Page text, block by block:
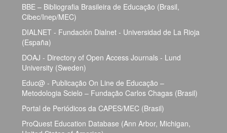
BBE – Bibliografia Brasileira de Educação (Brasil,
Cibec/Inep/MEC)
DIALNET - Fundación Dialnet - Universidad de La Rioja
(España)
DOAJ - Directory of Open Access Journals - Lund
University (Sweden)
Educ@ - Publicação On Line de Educação –
Metodologia Scielo – Fundação Carlos Chagas (Brasil)
Portal de Periódicos da CAPES/MEC (Brasil)
ProQuest Education Database (Ann Arbor, Michigan,